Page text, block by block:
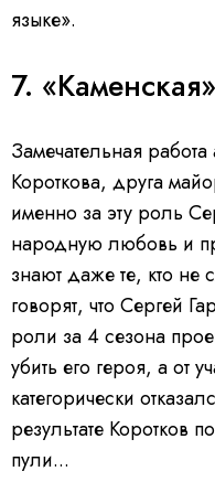
языке».
7.
Замечательная
Короткова, друга
именно за эту роль
народную любовь и
знают даже те, кто не
говорят, что Сергей
роли за 4 сезона
убить его героя, а от
категорически
результате Коротков
пули...